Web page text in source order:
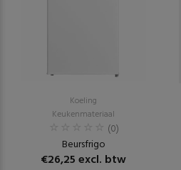
Koeling
Keukenmateriaal
(0)
Beursfrigo
€26,25 excl. btw